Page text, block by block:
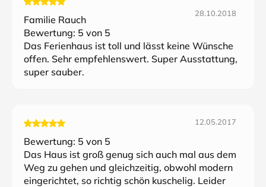
Familie Rauch
28.10.2018
Bewertung: 5 von 5
Das Ferienhaus ist toll und lässt keine Wünsche
offen. Sehr empfehlenswert. Super Ausstattung,
super sauber.
12.05.2017
Bewertung: 5 von 5
Das Haus ist groß genug sich auch mal aus dem
Weg zu gehen und gleichzeitig, obwohl modern
eingerichtet, so richtig schön kuschelig. Leider